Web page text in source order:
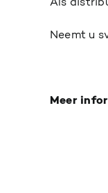
Neemt u
Meer